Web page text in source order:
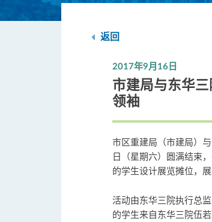
返回
2017年9月16日
市建局与东华
领袖
市区重建局（市建局）
日（星期六）圆满结束
的学生设计展览摊位，
活动由东华三院执行总
的学生来自东华三院伍